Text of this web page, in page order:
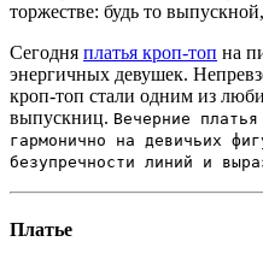
торжестве: будь то
Сегодня платья кроп-топ на
энергичных девушек.
кроп-топ стали одним из
выпускниц. Вечерние
гармонично на девичьих
безупречности линий и
Платье